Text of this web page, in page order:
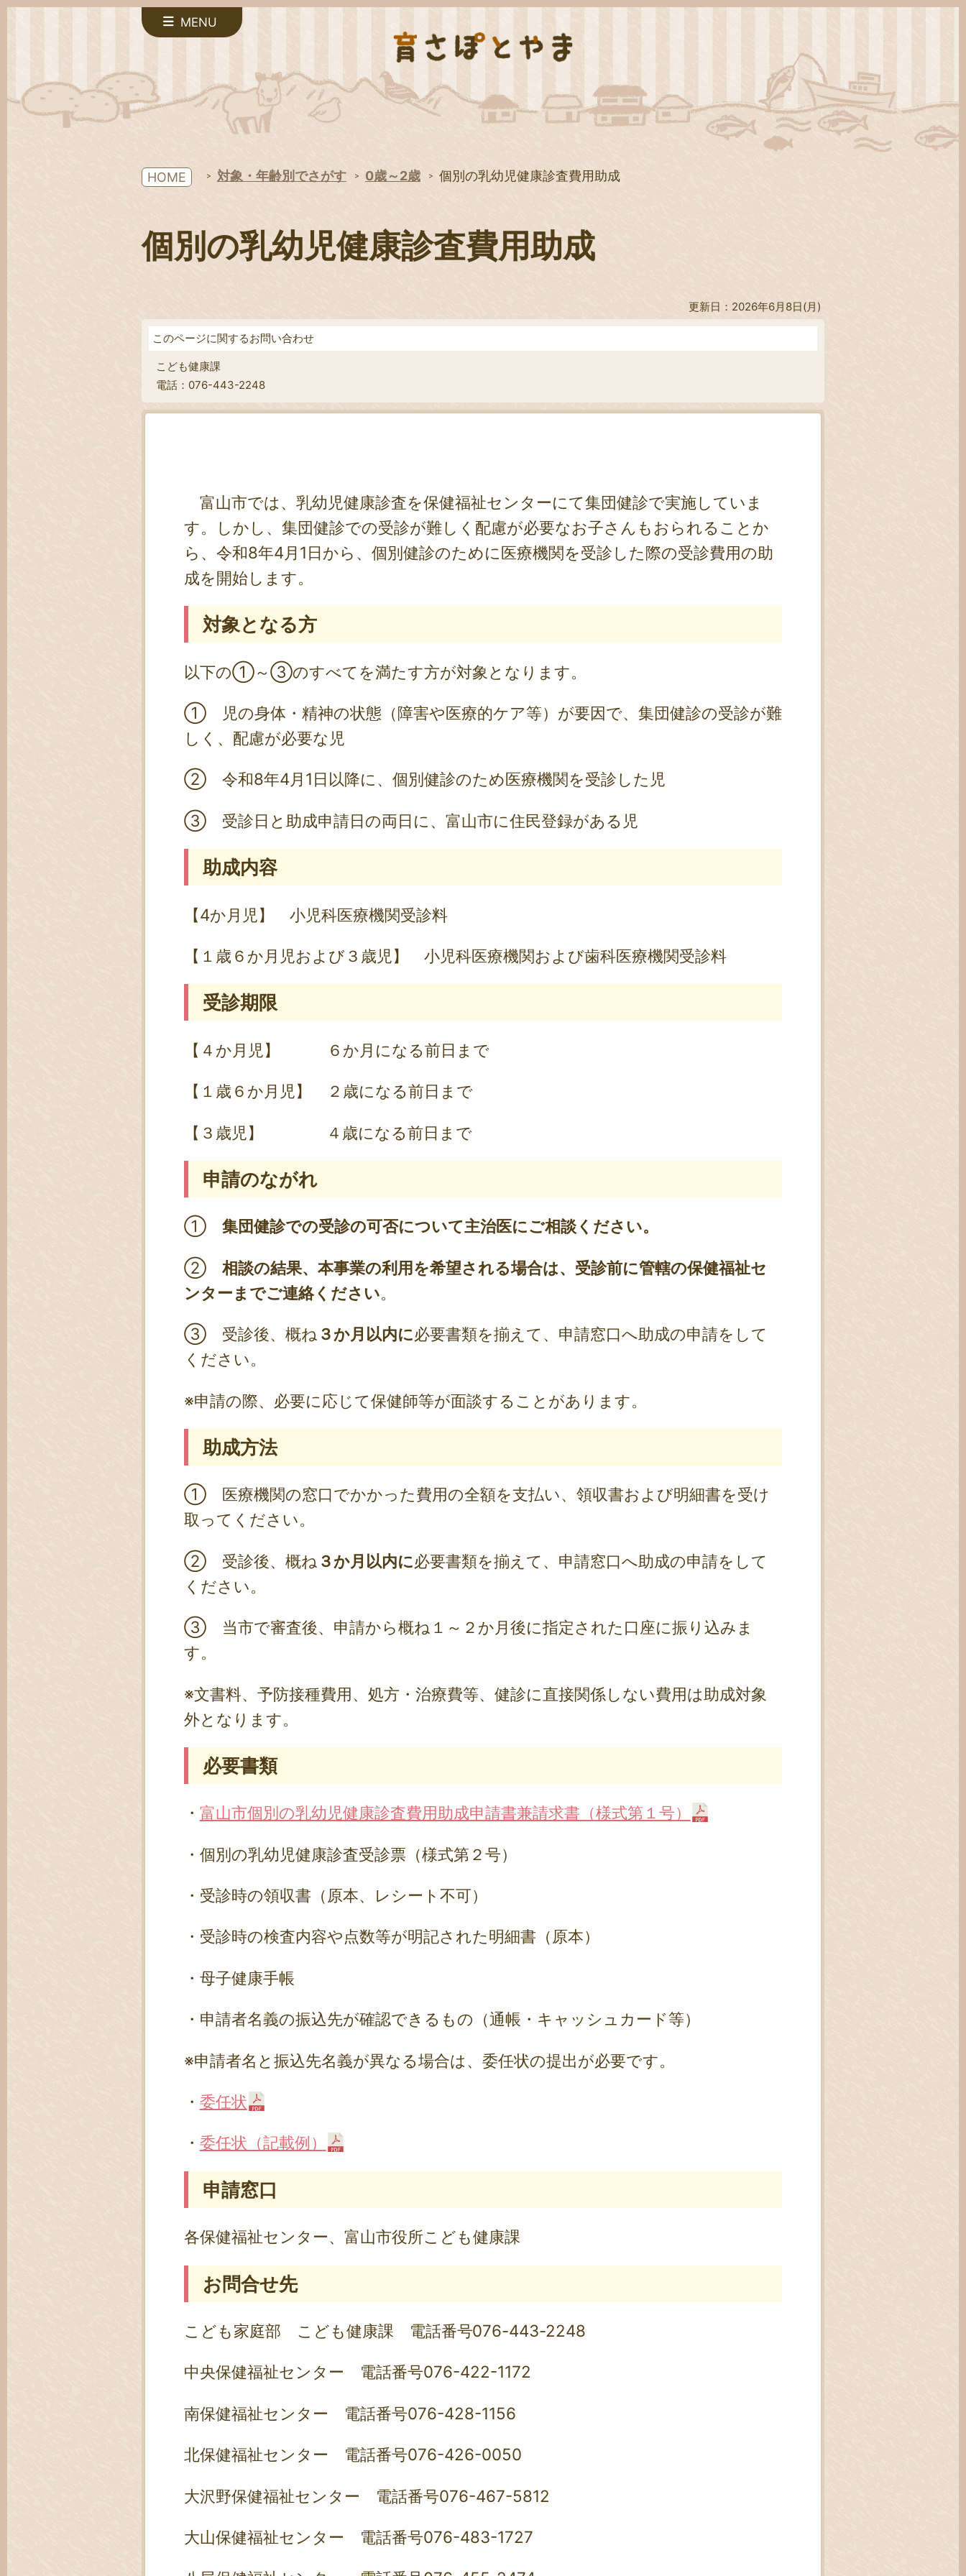
MENU
HOME 対象・年齢別でさがす 0歳～2歳 個別の乳幼児健康診査費用助成
個別の乳幼児健康診査費用助成
更新日：2026年6月8日(月)
このページに関するお問い合わせ
こども健康課
電話：076-443-2248
富山市では、乳幼児健康診査を保健福祉センターにて集団健診で実施していま
す。しかし、集団健診での受診が難しく配慮が必要なお子さんもおられることか
ら、令和8年4月1日から、個別健診のために医療機関を受診した際の受診費用の助
成を開始します。
対象となる方
以下の①～③のすべてを満たす方が対象となります。
① 児の身体・精神の状態（障害や医療的ケア等）が要因で、集団健診の受診が難
しく、配慮が必要な児
② 令和8年4月1日以降に、個別健診のため医療機関を受診した児
③ 受診日と助成申請日の両日に、富山市に住民登録がある児
助成内容
【4か月児】 小児科医療機関受診料
【１歳６か月児および３歳児】 小児科医療機関および歯科医療機関受診料
受診期限
【４か月児】 ６か月になる前日まで
【１歳６か月児】 ２歳になる前日まで
【３歳児】 ４歳になる前日まで
申請のながれ
① 集団健診での受診の可否について主治医にご相談ください。
② 相談の結果、本事業の利用を希望される場合は、受診前に管轄の保健福祉セ
ンターまでご連絡ください。
③ 受診後、概ね ３か月以内に必要書類を揃えて、申請窓口へ助成の申請をして
ください。
※申請の際、必要に応じて保健師等が面談することがあります。
助成方法
① 医療機関の窓口でかかった費用の全額を支払い、領収書および明細書を受け
取ってください。
② 受診後、概ね ３か月以内に必要書類を揃えて、申請窓口へ助成の申請をして
ください。
③ 当市で審査後、申請から概ね１～２か月後に指定された口座に振り込みま
す。
※文書料、予防接種費用、処方・治療費等、健診に直接関係しない費用は助成対象
外となります。
必要書類
・ 富山市個別の乳幼児健康診査費用助成申請書兼請求書（様式第１号）
・個別の乳幼児健康診査受診票（様式第２号）
・受診時の領収書（原本、レシート不可）
・受診時の検査内容や点数等が明記された明細書（原本）
・母子健康手帳
・申請者名義の振込先が確認できるもの（通帳・キャッシュカード等）
※申請者名と振込先名義が異なる場合は、委任状の提出が必要です。
・ 委任状
・ 委任状（記載例）
申請窓口
各保健福祉センター、富山市役所こども健康課
お問合せ先
こども家庭部 こども健康課 電話番号076-443-2248
中央保健福祉センター 電話番号076-422-1172
南保健福祉センター 電話番号076-428-1156
北保健福祉センター 電話番号076-426-0050
大沢野保健福祉センター 電話番号076-467-5812
大山保健福祉センター 電話番号076-483-1727